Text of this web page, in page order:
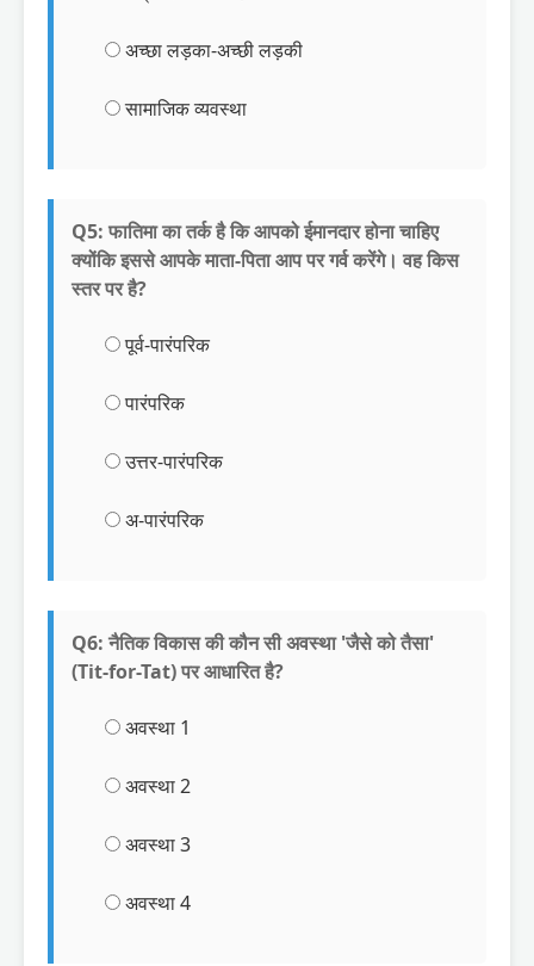
अच्छा लड़का-अच्छी लड़की
सामाजिक व्यवस्था
Q5: फातिमा का तर्क है कि आपको ईमानदार होना चाहिए
क्योंकि इससे आपके माता-पिता आप पर गर्व करेंगे। वह किस
स्तर पर है?
पूर्व-पारंपरिक
पारंपरिक
उत्तर-पारंपरिक
अ-पारंपरिक
Q6: नैतिक विकास की कौन सी अवस्था 'जैसे को तैसा'
(Tit-for-Tat) पर आधारित है?
अवस्था 1
अवस्था 2
अवस्था 3
अवस्था 4